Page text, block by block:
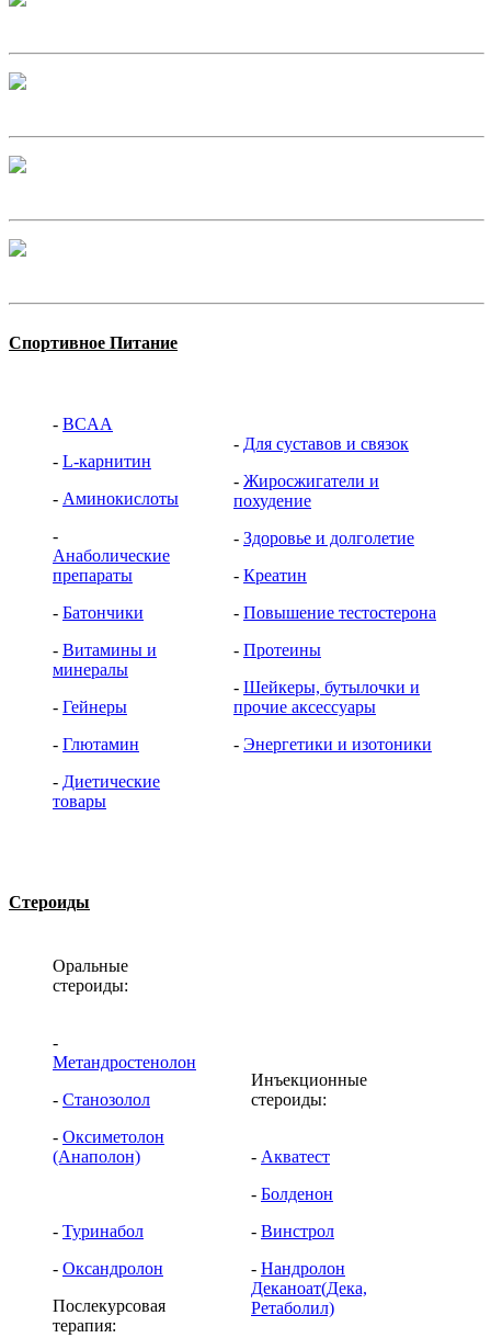
Спортивное Питание
- BCAA
- L-карнитин
- Аминокислоты
-
Анаболические
препараты
- Батончики
- Витамины и
минералы
- Гейнеры
- Глютамин
- Диетические
товары
- Для суставов и связок
- Жиросжигатели и
похудение
- Здоровье и долголетие
- Креатин
- Повышение тестостерона
- Протеины
- Шейкеры, бутылочки и
прочие аксессуары
- Энергетики и изотоники
Стероиды
Оральные
стероиды:
-
Метандростенолон
- Станозолол
- Оксиметолон
(Анаполон)
- Туринабол
- Оксандролон
Послекурсовая
терапия:
Инъекционные
стероиды:
- Акватест
- Болденон
- Винстрол
- Нандролон
Деканоат(Дека,
Ретаболил)